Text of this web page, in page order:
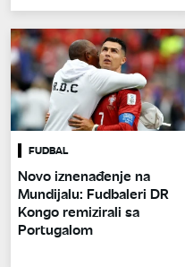
FUDBAL
Novo iznenađenje na
Mundijalu: Fudbaleri DR
Kongo remizirali sa
Portugalom